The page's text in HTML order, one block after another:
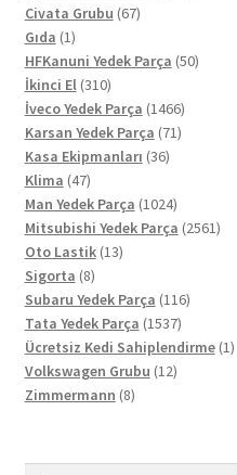
Civata Grubu 6767
Gıda 11
ürün
HFKanuni Yedek Parça 5050
İkinci El 310310
ürün
İveco Yedek Parça 14661466
ürün
Karsan Yedek Parça 7171
Kasa Ekipmanları 3636
Klima 4747
ürün
Man Yedek Parça 10241024
ürün
Mitsubishi Yedek Parça 25612561
Oto Lastik 1313
Sigorta 88
ürün
Subaru Yedek Parça 116116
Tata Yedek Parça 15371537
ürün
Ücretsiz Kedi Sahiplendirme 11
Volkswagen Grubu 1212
Zimmermann 88